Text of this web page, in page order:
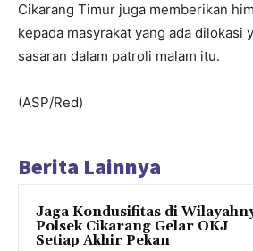
Cikarang Timur juga memberikan
kepada masyrakat yang ada dilokasi
sasaran dalam patroli malam itu.
(ASP/Red)
Berita Lainnya
Jaga Kondusifitas di
Polsek Cikarang Gelar OKJ
Setiap Akhir Pekan